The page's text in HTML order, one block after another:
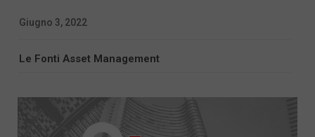
Giugno 3, 2022
Le Fonti Asset Management